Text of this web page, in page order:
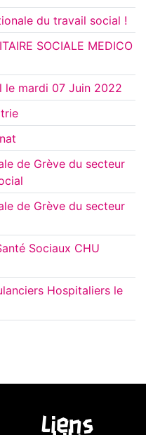
du travail social !
SOCIALE MEDICO
le mardi 07 Juin 2022
de Grève du secteur
de Grève du secteur
Sociaux CHU
Hospitaliers le
Liens